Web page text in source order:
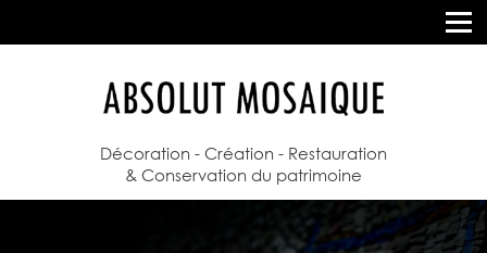
Décoration - Création - Restauration
& Conservation du patrimoine